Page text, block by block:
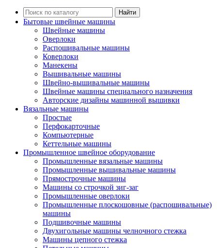
Найти
Бытовые швейные машины
Швейные машины
Оверлоки
Распошивальные машины
Коверлоки
Манекены
Вышивальные машины
Швейно-вышивальные машины
Швейные машины специального назначения
Авторские дизайны машинной вышивки
Вязальные машины
Простые
Перфокарточные
Компьютерные
Кеттельные машины
Промышленное швейное оборудование
Промышленные вязальные машины
Промышленные вышивальные машины
Прямострочные машины
Машины со строчкой зиг-заг
Промышленные оверлоки
Промышленные плоскошовные (распошивальные)
машины
Подшивочные машины
Двухигольные машины челночного стежка
Машины цепного стежка